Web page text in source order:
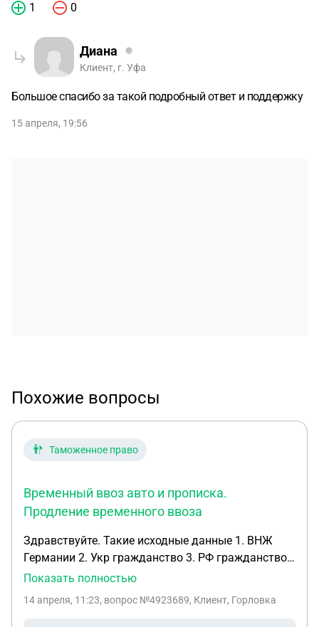
1 0
Диана
Клиент, г. Уфа
Большое спасибо за такой подробный ответ и поддержку
15 апреля, 19:56
Похожие вопросы
Таможенное право
Временный ввоз авто и прописка.
Продление временного ввоза
Здравствуйте. Такие исходные данные 1. ВНЖ
Германии 2. Укр гражданство 3. РФ гражданство
Был ввезен автомобиль (оформлен на жену, а не
из ЕС в Беларусь. Временный ввоз на полгода. В
Показать полностью
14 апреля, 11:23, вопрос №4923689, Клиент, Горловка